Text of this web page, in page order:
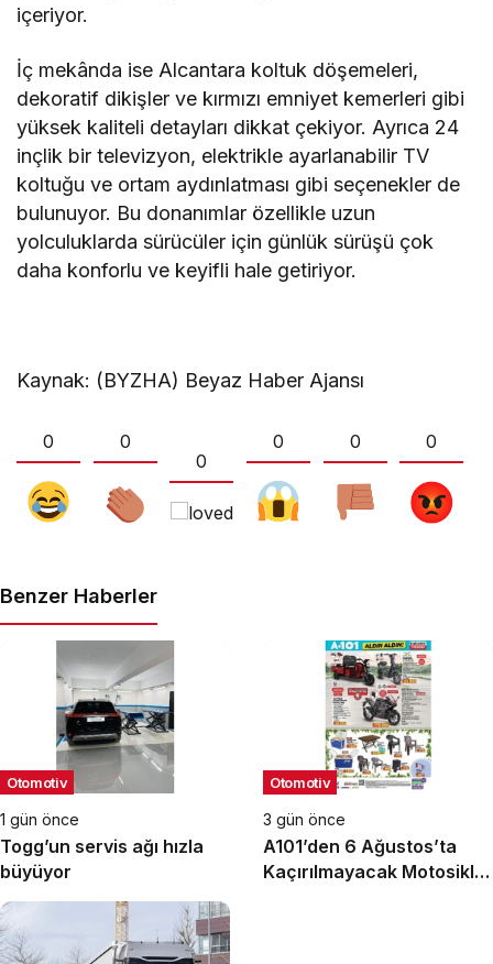
içeriyor.
İç mekânda ise Alcantara koltuk döşemeleri,
dekoratif dikişler ve kırmızı emniyet kemerleri gibi
yüksek kaliteli detayları dikkat çekiyor. Ayrıca 24
inçlik bir televizyon, elektrikle ayarlanabilir TV
koltuğu ve ortam aydınlatması gibi seçenekler de
bulunuyor. Bu donanımlar özellikle uzun
yolculuklarda sürücüler için günlük sürüşü çok
daha konforlu ve keyifli hale getiriyor.
Kaynak: (BYZHA) Beyaz Haber Ajansı
0
0
0
0 0 0
Benzer Haberler
Otomotiv
1 gün önce
Togg’un servis ağı hızla
büyüyor
Otomotiv
3 gün önce
A101’den 6 Ağustos’ta
Kaçırılmayacak Motosiklet